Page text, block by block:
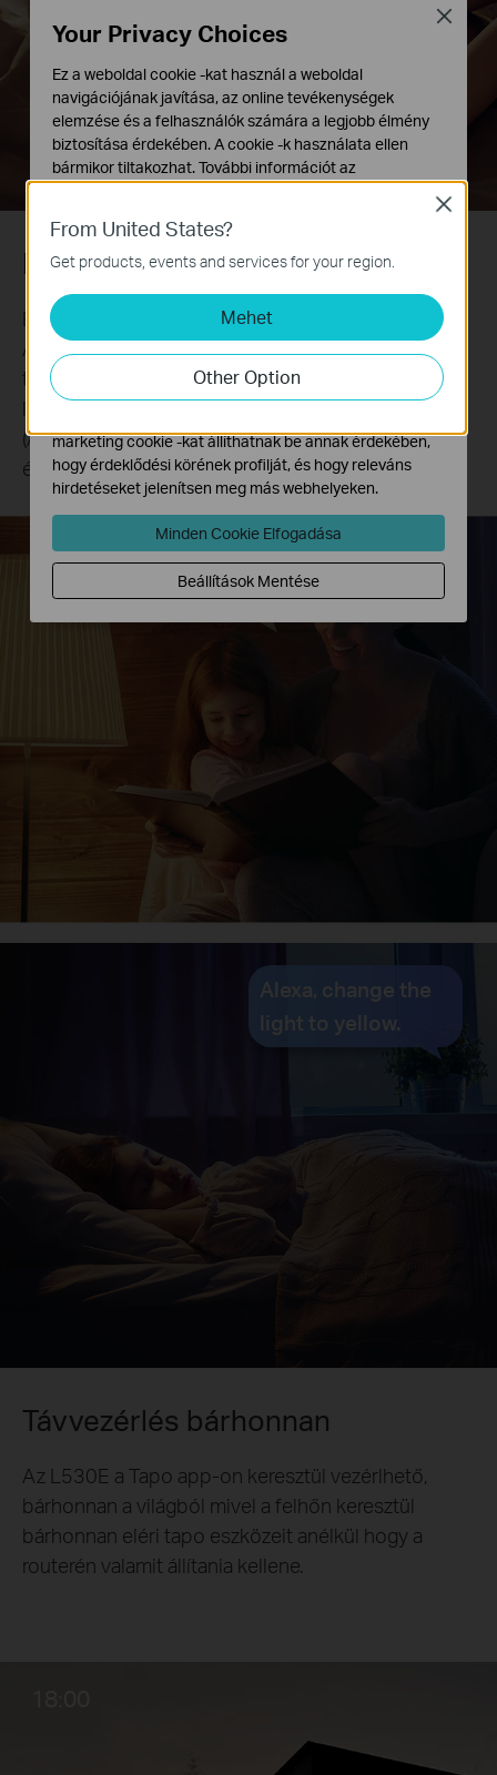
Hey Google, dim the
light to 50% brightness.
Alexa, change the
light to yellow.
Hangvezérlés
Együttműködik az Amazon Alexa és Google
Assistant eszközökkel.Csak mondja “Alexa, turn on
the light” vagy “Hey Google, dim my bedroom
lights.”
(A Google Assistant és az Amazon Alexa nem
érhető el minden nyelven)
Távvezérlés bárhonnan
Az L530E a Tapo app-on keresztül vezérlhető,
bárhonnan a világból mivel a felhőn keresztül
bárhonnan eléri tapo eszközeit anélkül hogy a
routerén valamit állítania kellene.
From United States?
Get products, events and services for your region.
Mehet
Other Option
Close
Your Privacy Choices
Ez a weboldal cookie -kat használ a weboldal
navigációjának javítása, az online tevékenységek
elemzése és a felhasználók számára a legjobb élmény
biztosítása érdekében. A cookie -k használata ellen
bármikor tiltakozhat. További információt az
Alap Cookie-k
Ezek a cookie -k a webhely működéséhez szükségesek,
és nem tilthatók le a rendszereiben.
Marketing és Elemző Cookie-k
Az elemző cookie -k lehetővé teszik számunkra, hogy
elemezzük weboldalunkon végzett tevékenységeit, hogy
javítsuk és módosítsuk webhelyünk működését.
marketing cookie -kat állíthatnak be annak érdekében,
hogy érdeklődési körének profilját, és hogy releváns
hirdetéseket jelenítsen meg más webhelyeken.
Minden Cookie Elfogadása
Beállítások Mentése
Close